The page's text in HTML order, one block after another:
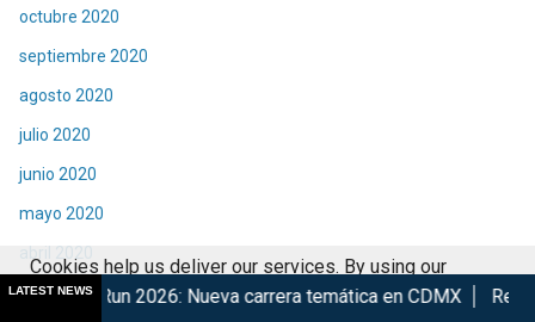
octubre 2020
septiembre 2020
agosto 2020
julio 2020
junio 2020
mayo 2020
abril 2020
marzo 2020
LATEST NEWS
Nueva carrera temática en CDMX Retorna The
Cookies help us deliver our services. By using our
services, you agree to our use of cookies.
Got it